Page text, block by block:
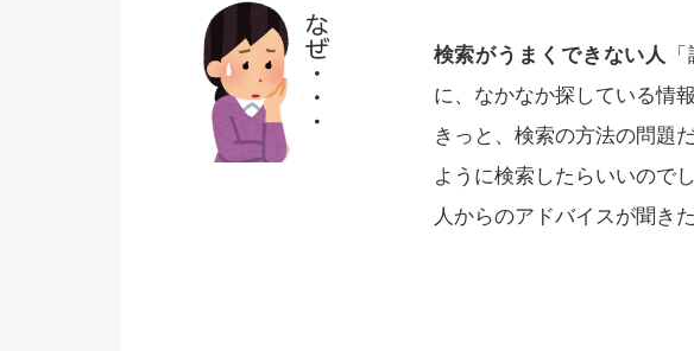
検索がうまくできない人
に、なかなか探している情
きっと、検索の方法の問題
ように検索したらいいので
人からのアドバイスが聞き